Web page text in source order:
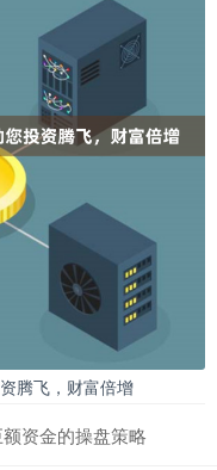
腾飞，财富倍增
资金的操盘策略